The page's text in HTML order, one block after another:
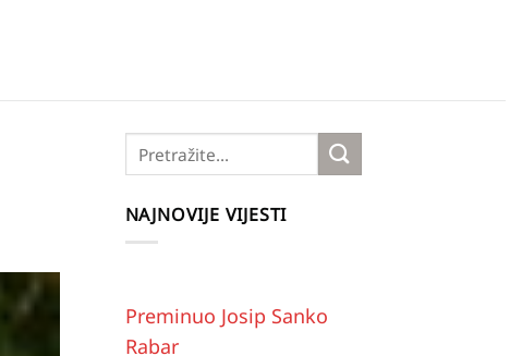
NAJNOVIJE VIJESTI
Preminuo Josip Sanko
Rabar